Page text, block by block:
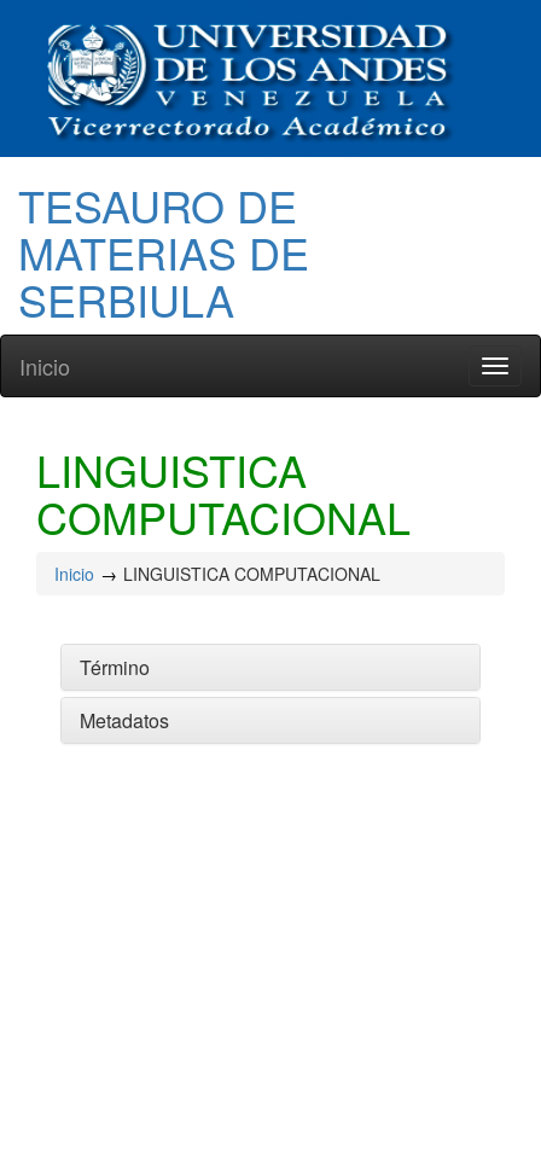
TESAURO DE
MATERIAS DE
SERBIULA
Inicio
LINGUISTICA
COMPUTACIONAL
Inicio LINGUISTICA COMPUTACIONAL
Término
Metadatos